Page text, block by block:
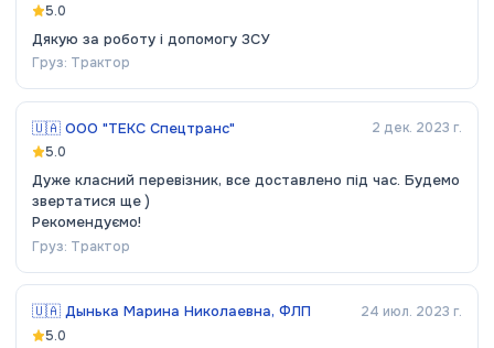
5.0
Дякую за роботу і допомогу ЗСУ
Груз: Трактор
🇺🇦 ООО "ТЕКС Спецтранс"
2 дек. 2023 г.
5.0
Дуже класний перевізник, все доставлено під час. Будемо
звертатися ще )
Рекомендуємо!
Груз: Трактор
🇺🇦 Дынька Марина Николаевна, ФЛП
24 июл. 2023 г.
5.0